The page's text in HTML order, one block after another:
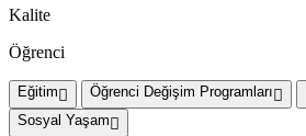
Kalite
Öğrenci
Eğitim Öğrenci Değişim Programları
Sosyal Yaşam